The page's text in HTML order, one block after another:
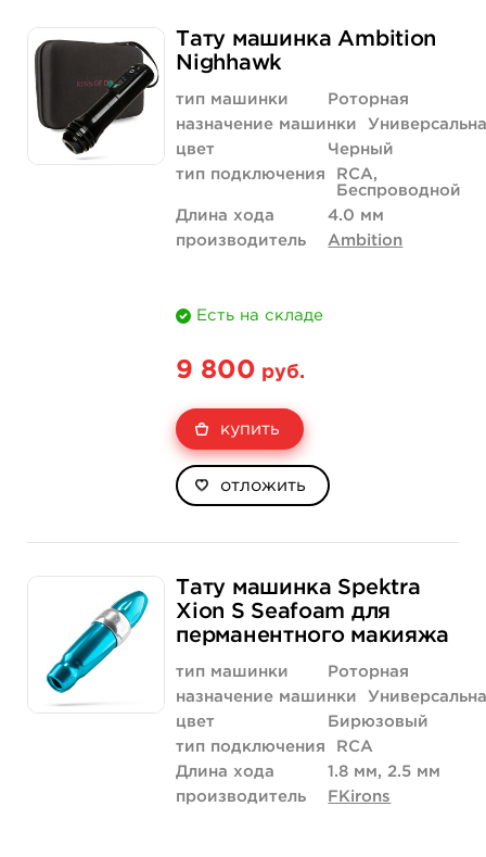
Тату машинка Ambition
Nighhawk
тип машинки
Роторная
назначение машинки
цвет
Черный
тип подключения
RCA,
Беспроводной
Длина хода
4.0 мм
производитель
Ambition
Есть на складе
9 800 руб.
купить
отложить
Тату машинка Spektra
Xion S Seafoam для
перманентного макияжа
тип машинки
Роторная
назначение машинки
цвет
Бирюзовый
тип подключения
RCA
Длина хода
1.8 мм, 2.5 мм
производитель
FKirons